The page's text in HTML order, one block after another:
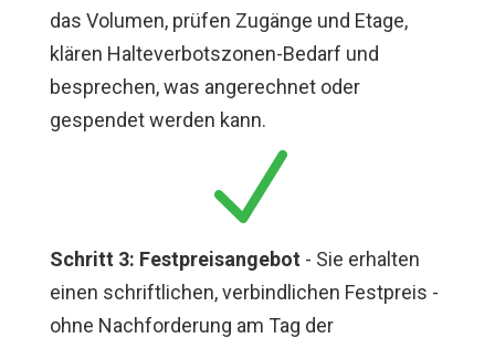
das Volumen, prüfen Zugänge und Etage,
klären Halteverbotszonen-Bedarf und
besprechen, was angerechnet oder
gespendet werden kann.
N
Schritt 3: Festpreisangebot - Sie erhalten
einen schriftlichen, verbindlichen Festpreis -
ohne Nachforderung am Tag der